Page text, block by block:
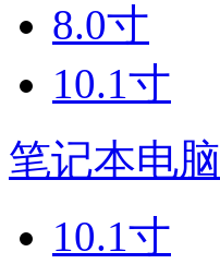
8.0寸
10.1寸
笔记本电脑
10.1寸